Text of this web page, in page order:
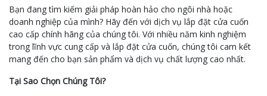
Bạn đang tìm kiếm giải pháp hoàn hảo cho ngôi nhà hoặc
doanh nghiệp của mình? Hãy đến với dịch vụ lắp đặt cửa cuốn
cao cấp chính hãng của chúng tôi. Với nhiều năm kinh nghiệm
trong lĩnh vực cung cấp và lắp đặt cửa cuốn, chúng tôi cam kết
mang đến cho bạn sản phẩm và dịch vụ chất lượng cao nhất.
Tại Sao Chọn Chúng Tôi?